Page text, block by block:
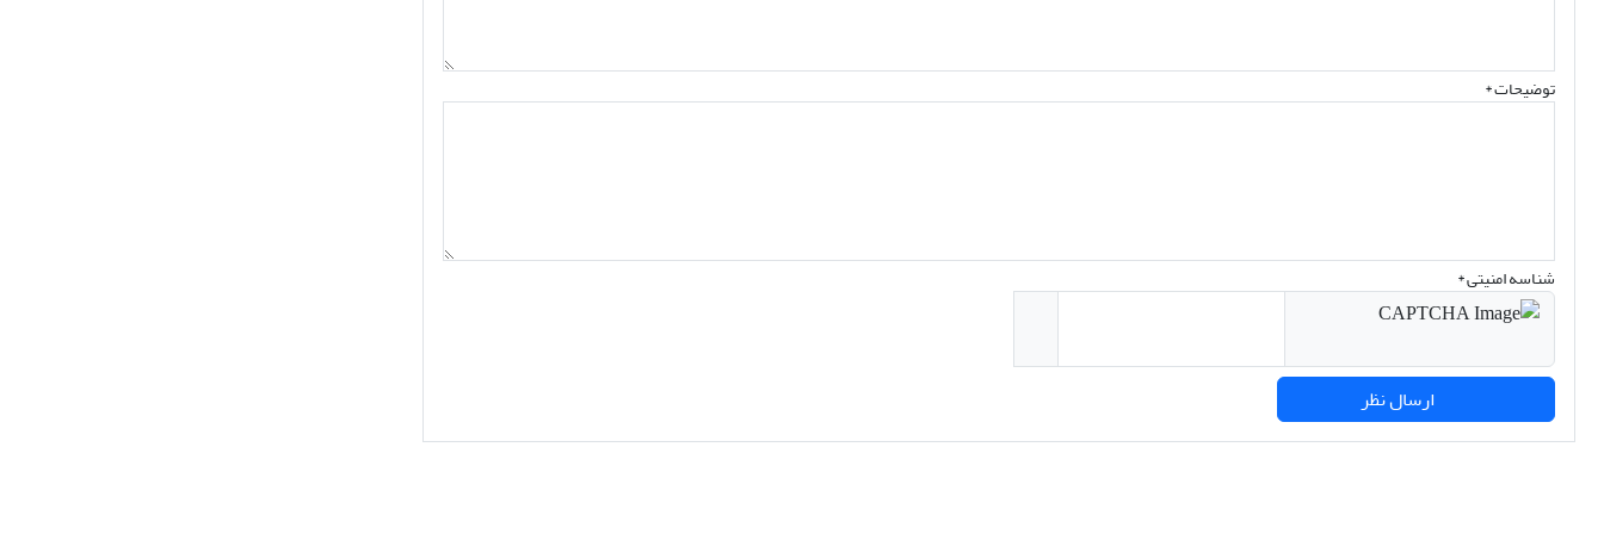
توضیحات *
شناسه امنیتی *